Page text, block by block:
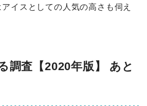
アイスとしての人気の高さも伺え
調査【2020年版】 あと